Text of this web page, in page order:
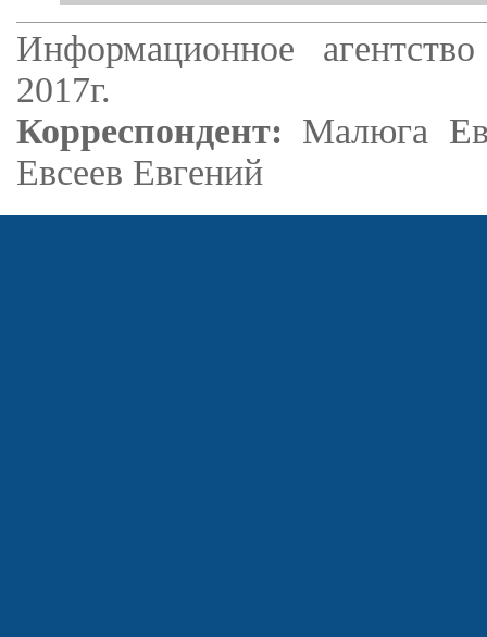
Информационное
2017г.
Корреспондент: Малюга
Евсеев Евгений